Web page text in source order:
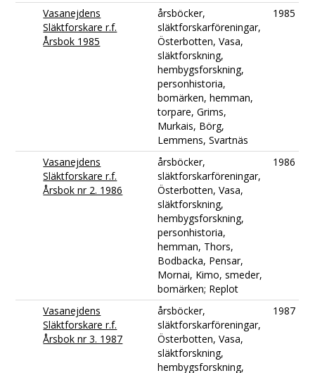
Vasanejdens
Släktforskare r.f.
Årsbok 1985
årsböcker,
släktforskarföreningar,
Österbotten, Vasa,
släktforskning,
hembygsforskning,
personhistoria,
bomärken, hemman,
torpare, Grims,
Murkais, Börg,
Lemmens, Svartnäs
1985
Vasanejdens
Släktforskare r.f.
Årsbok nr 2. 1986
årsböcker,
släktforskarföreningar,
Österbotten, Vasa,
släktforskning,
hembygsforskning,
personhistoria,
hemman, Thors,
Bodbacka, Pensar,
Mornai, Kimo, smeder,
bomärken; Replot
1986
Vasanejdens
Släktforskare r.f.
Årsbok nr 3. 1987
årsböcker,
släktforskarföreningar,
Österbotten, Vasa,
släktforskning,
hembygsforskning,
1987